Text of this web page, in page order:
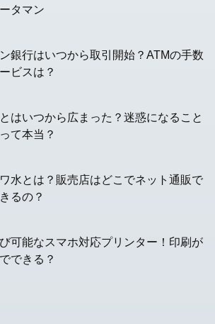
タマン
銀行はいつから取引開始？ATMの手数
ビスは？
はいつから広まった？迷惑になること
て本当？
水とは？販売店はどこでネット通販で
るの？
可能なスマホ対応プリンター！印刷が
できる？